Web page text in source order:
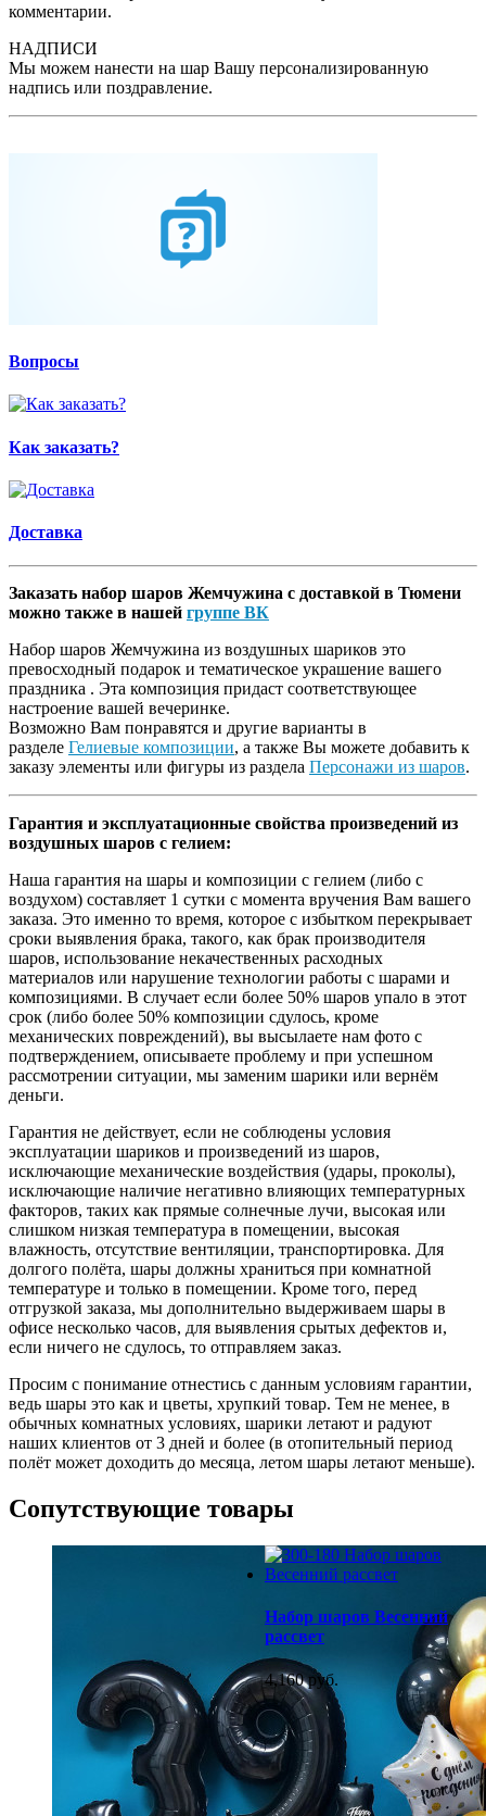
комментарии.
НАДПИСИ
Мы можем нанести на шар Вашу персонализированную
надпись или поздравление.
Вопросы
Как заказать?
Доставка
Заказать набор шаров Жемчужина с доставкой в Тюмени
можно также в нашей группе ВК
Набор шаров Жемчужина из воздушных шариков это
превосходный подарок и тематическое украшение вашего
праздника . Эта композиция придаст соответствующее
настроение вашей вечеринке.
Возможно Вам понравятся и другие варианты в
разделе Гелиевые композиции, а также Вы можете добавить к
заказу элементы или фигуры из раздела Персонажи из шаров.
Гарантия и эксплуатационные свойства произведений из
воздушных шаров с гелием:
Наша гарантия на шары и композиции с гелием (либо с
воздухом) составляет 1 сутки с момента вручения Вам вашего
заказа. Это именно то время, которое с избытком перекрывает
сроки выявления брака, такого, как брак производителя
шаров, использование некачественных расходных
материалов или нарушение технологии работы с шарами и
композициями. В случает если более 50% шаров упало в этот
срок (либо более 50% композиции сдулось, кроме
механических повреждений), вы высылаете нам фото с
подтверждением, описываете проблему и при успешном
рассмотрении ситуации, мы заменим шарики или вернём
деньги.
Гарантия не действует, если не соблюдены условия
эксплуатации шариков и произведений из шаров,
исключающие механические воздействия (удары, проколы),
исключающие наличие негативно влияющих температурных
факторов, таких как прямые солнечные лучи, высокая или
слишком низкая температура в помещении, высокая
влажность, отсутствие вентиляции, транспортировка. Для
долгого полёта, шары должны храниться при комнатной
температуре и только в помещении. Кроме того, перед
отгрузкой заказа, мы дополнительно выдерживаем шары в
офисе несколько часов, для выявления срытых дефектов и,
если ничего не сдулось, то отправляем заказ.
Просим с понимание отнестись с данным условиям гарантии,
ведь шары это как и цветы, хрупкий товар. Тем не менее, в
обычных комнатных условиях, шарики летают и радуют
наших клиентов от 3 дней и более (в отопительный период
полёт может доходить до месяца, летом шары летают меньше).
Сопутствующие товары
Набор шаров Весенний
рассвет
4,160 руб.